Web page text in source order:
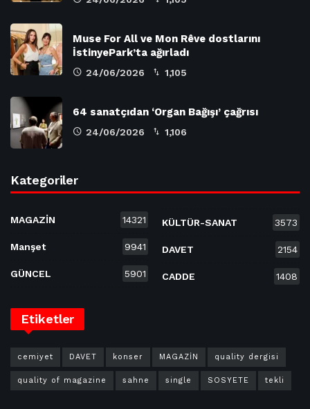
Muse For All ve Mon Rêve dostlarını
İstinyePark’ta ağırladı
24/06/2026 1,105
64 sanatçıdan ‘Organ Bağışı’ çağrısı
24/06/2026 1,106
Kategoriler
MAGAZİN 14321
Manşet 9941
GÜNCEL 5901
KÜLTÜR-SANAT 3573
DAVET 2154
CADDE 1408
Etiketler
cemiyet DAVET konser MAGAZİN quality dergisi
quality of magazine sahne single SOSYETE tekli